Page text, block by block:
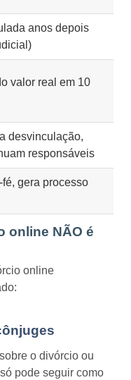
anos depois
valor real em 10
desvinculação,
responsáveis
gera processo
online NÃO é
online
sobre o divórcio ou
pode seguir como